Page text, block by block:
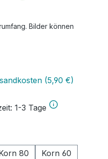
Bilder können
(5,90 €)
1-3 Tage
80
Korn 60